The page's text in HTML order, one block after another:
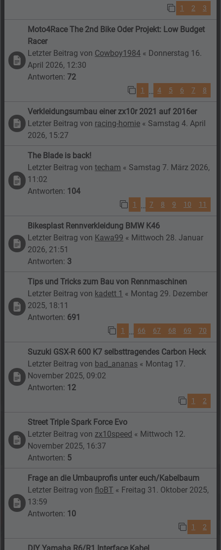
1 2 3
Moto4Race The 2nd Bike Oder Projekt: Low Budget
Racer
Letzter Beitrag von Cowboy1984 « Donnerstag 16.
April 2026, 12:30
Antworten:72
1 … 4 5 6 7 8
Verkleidungsumbau einer zx10r 2021 auf 2016er
Letzter Beitrag von racing-homie « Samstag 4. April
2026, 15:27
The Blade is back!
Letzter Beitrag vontecham « Samstag 7. März 2026,
11:02
Antworten: 104
1 … 7 8 9 10 11
Bikesplast Rennverkleidung BMW K46
Letzter Beitrag von Kawa99 « Mittwoch 28. Januar
2026, 21:51
Antworten: 3
Tips und Tricks zum Bau von Rennmaschinen
Letzter Beitrag von kadett 1 « Montag 29. Dezember
2025, 18:11
Antworten: 691
1 … 66 67 68 69 70
Suzuki GSX-R 600 K7 selbsttragendes Carbon Heck
Letzter Beitrag von bad_ananas « Montag 17.
November 2025, 09:02
Antworten: 12
1 2
Street Triple Spark Force Evo
Letzter Beitrag von zx10speed « Mittwoch 12.
November 2025, 16:37
Antworten: 5
Frage an die Umbauprofis unter euch/Kabelbaum
Letzter Beitrag vonfloBT « Freitag 31. Oktober 2025,
13:59
Antworten: 10
1 2
DIY Yamaha R6/R1 Interface Kabel